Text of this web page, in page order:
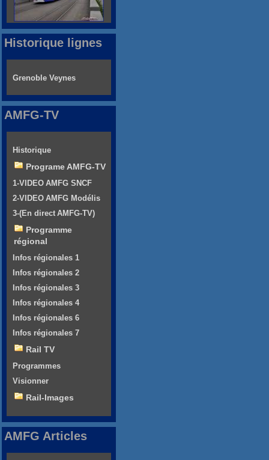
Historique lignes
Grenoble Veynes
AMFG-TV
Historique
Programe AMFG-TV
1-VIDEO AMFG SNCF
2-VIDEO AMFG Modélis
3-(En direct AMFG-TV)
Programme
régional
Infos régionales 1
Infos régionales 2
Infos régionales 3
Infos régionales 4
Infos régionales 6
Infos régionales 7
Rail TV
Programmes
Visionner
Rail-Images
AMFG Articles